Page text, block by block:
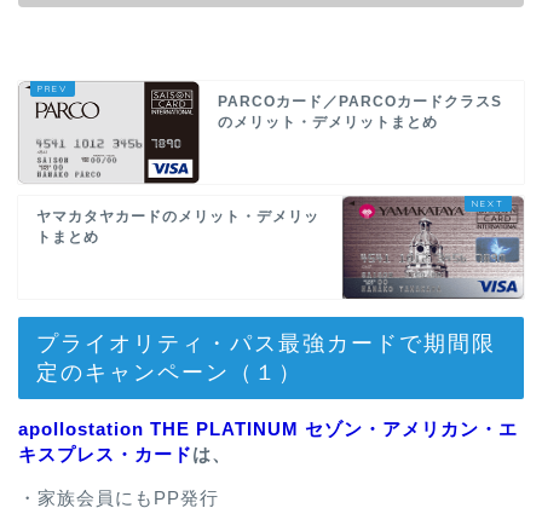
PARCOカード／PARCOカードクラスS
のメリット・デメリットまとめ
ヤマカタヤカードのメリット・デメリッ
トまとめ
プライオリティ・パス最強カードで期間限
定のキャンペーン（１）
apollostation THE PLATINUM セゾン・アメリカン・エ
キスプレス・カードは、
・家族会員にもPP発行